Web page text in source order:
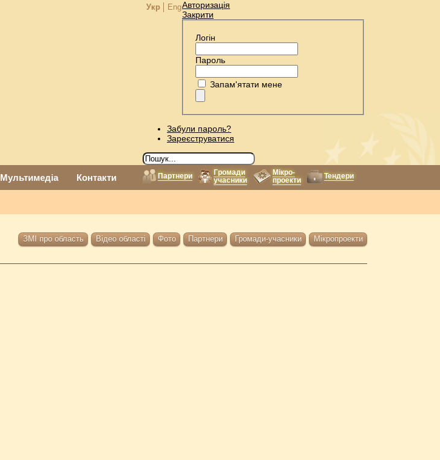
Укр EngАвторизація
Закрити
Логін
Пароль
Запам'ятати мене
Забули пароль?
Зареєструватися
Мультимедіа Контакти Партнери
Громади
учасники
Мікро-
проекти
Тендери
ЗМІ про область Відео області Фото Партнери Громади-учасники Мікропроекти